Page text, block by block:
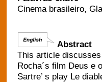
Cinema brasileiro,
Abstract
This article
Rocha´s film Deus e
Sartre’ s play Le